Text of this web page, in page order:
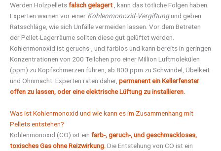
Werden Holzpelletsfalsch gelagert , kann das tötliche Folgen haben.
Experten warnen vor einer Kohlenmonoxid-Vergiftungund geben
Ratsschläge, wie sich Unfälle vermeiden lassen. Vor dem Betreten
der Pellet-Lagerräume sollten diese gut gelüftet werden.
Kohlenmonoxid ist geruchs-, und farblos und kann bereits in geringen
Konzentrationen von 200 Teilchen pro einer Million Luftmolekülen
(ppm) zu Kopfschmerzen führen, ab 800 ppm zu Schwindel, Übelkeit
und Ohnmacht. Experten raten daher, permanent ein Kellerfenster
offen zu lassen, oder eine elektrische Lüftung zu installieren.
Was ist Kohlenmonoxid und wie kann es im Zusammenhang mit
Pellets entstehen?
Kohlenmonoxid (CO) ist ein farb-, geruch-, und geschmackloses,
toxisches Gas ohne Reizwirkung.Die Entstehung von CO ist ein